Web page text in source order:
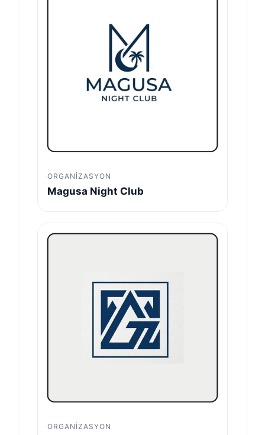
ORGANIZASYON
Magusa Night Club
ORGANIZASYON